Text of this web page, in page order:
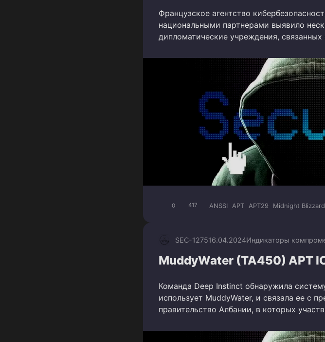
Французское агентство
национальными партнерами выявило
дипломатические учреждения,
0 417 ANSSI APT APT29 Midnight Blizzard
SEC-127516.04.2024Индикаторы
MuddyWater (TA450) APT
Команда Deep Instinct обнаружила
использует MuddyWater, и связала ее с
правительство Албании, в которых